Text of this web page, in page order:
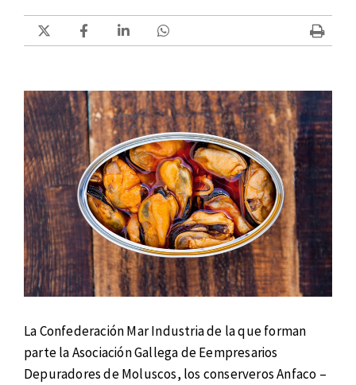
La Confederación Mar Industria de la que forman
parte la Asociación Gallega de Eempresarios
Depuradores de Moluscos, los conserveros Anfaco –